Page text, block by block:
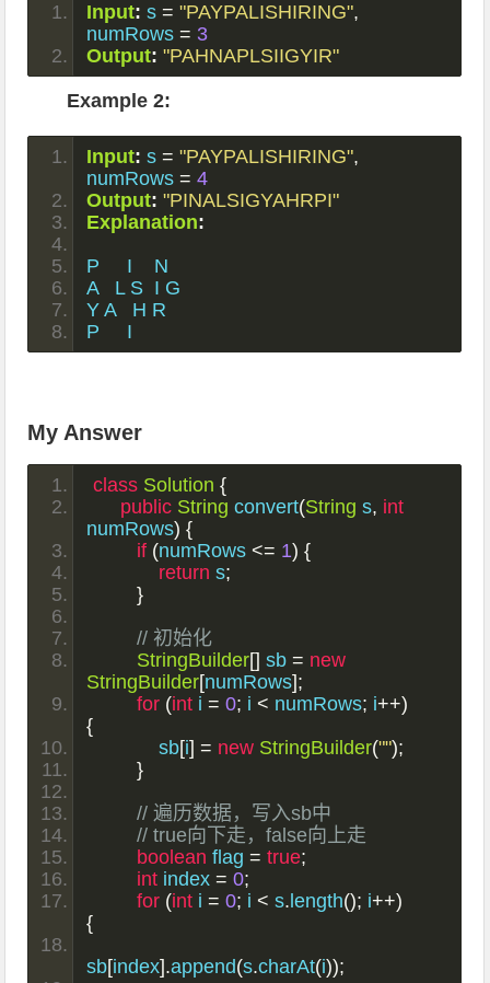
Input: s = "PAYPALISHIRING",
numRows = 3
Output: "PAHNAPLSIIGYIR"
Example 2:
Input: s = "PAYPALISHIRING",
numRows = 4
Output: "PINALSIGYAHRPI"
Explanation:
P     I    N
A   L S  I G
Y A   H R
P     I
My Answer
class Solution {
public String convert(String s, int
numRows) {
if (numRows <= 1) {
return s;
}
// 初始化
StringBuilder[] sb = new
StringBuilder[numRows];
for (int i = 0; i < numRows; i++)
{
            sb
[i] = new StringBuilder("");
}
// 遍历数据，写入sb中
// true向下走，false向上走
boolean flag = true;
int index = 0;
for (int i = 0; i < s. length(); i++)
{
sb[index].append(s.charAt(i));